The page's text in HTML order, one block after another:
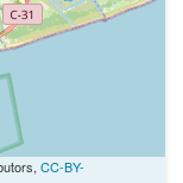
CC-BY-